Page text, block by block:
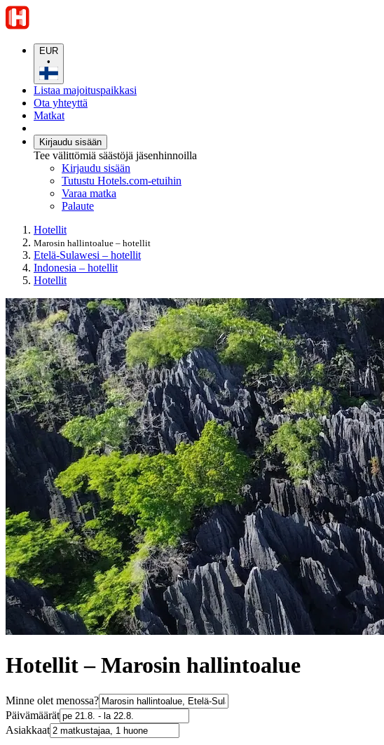
EUR
•
Listaa majoituspaikkasi
Ota yhteyttä
Matkat
Kirjaudu sisään
Tee välittömiä säästöjä jäsenhinnoilla
Kirjaudu sisään
Tutustu Hotels.com-etuihin
Varaa matka
Palaute
Hotellit
Marosin hallintoalue – hotellit
Etelä-Sulawesi – hotellit
Indonesia – hotellit
Hotellit
Hotellit – Marosin hallintoalue
Minne olet menossa?
Päivämäärät
Asiakkaat